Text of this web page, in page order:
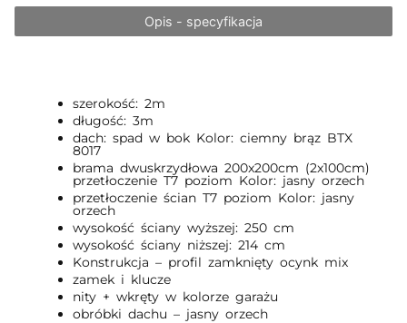
Opis - specyfikacja
szerokość: 2m
długość: 3m
dach: spad w bok Kolor: ciemny brąz BTX
8017
brama dwuskrzydłowa 200x200cm (2x100cm)
przetłoczenie T7 poziom Kolor: jasny orzech
przetłoczenie ścian T7 poziom Kolor: jasny
orzech
wysokość ściany wyższej: 250 cm
wysokość ściany niższej: 214 cm
Konstrukcja – profil zamknięty ocynk mix
zamek i klucze
nity + wkręty w kolorze garażu
obróbki dachu – jasny orzech